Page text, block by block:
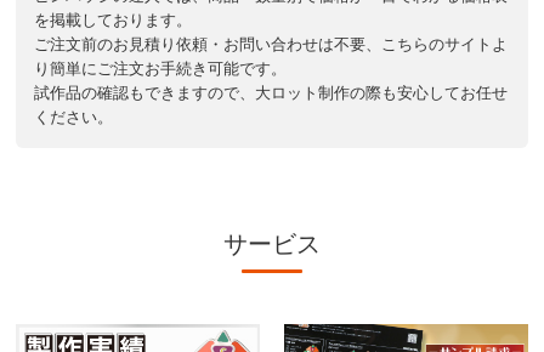
を掲載しております。
ご注文前のお見積り依頼・お問い合わせは不要、こちらのサイトよ
り簡単にご注文お手続き可能です。
試作品の確認もできますので、大ロット制作の際も安心してお任せ
ください。
サービス